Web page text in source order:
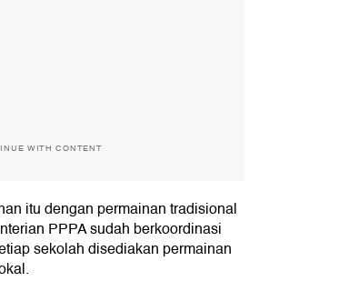
WITH CONTENT
itu dengan permainan tradisional
PPPA sudah berkoordinasi
sekolah disediakan permainan